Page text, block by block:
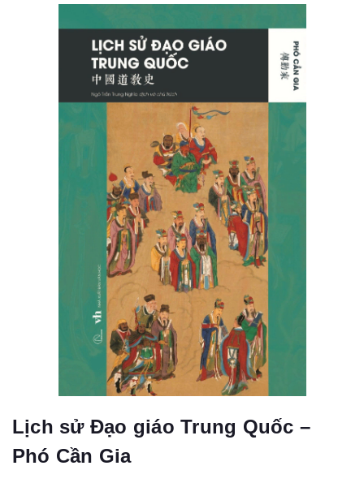
Lịch sử Đạo giáo Trung Quốc –
Phó Cần Gia